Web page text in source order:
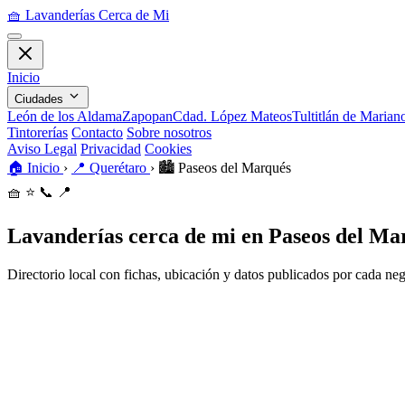
🧺 Lavanderías Cerca de Mi
Inicio
Ciudades
León de los AldamaZapopanCdad. López MateosTultitlán de
Tintorerías Contacto Sobre nosotros
Aviso Legal Privacidad Cookies
🏠 Inicio › 📍 Querétaro › 🏙️ Paseos del Marqués
🧺 ⭐ 📞 📍
Lavanderías cerca de mi en Paseos del
Directorio local con fichas, ubicación y datos publicados por cada